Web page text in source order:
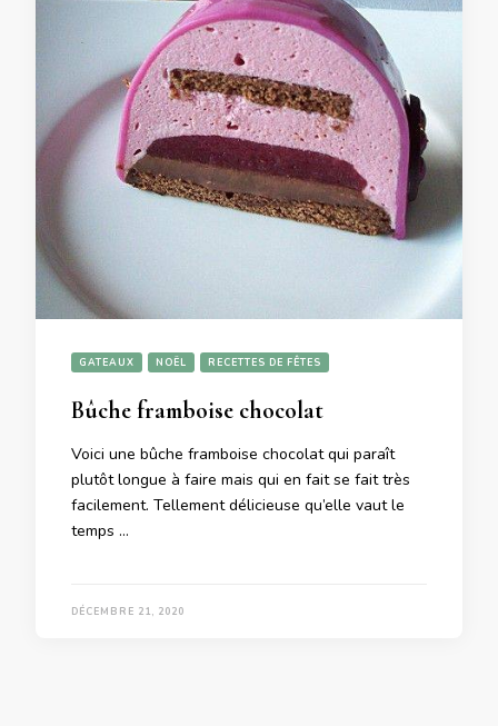
GATEAUX NOËL RECETTES DE FÊTES
Bûche framboise chocolat
Voici une bûche framboise chocolat qui paraît
plutôt longue à faire mais qui en fait se fait très
facilement. Tellement délicieuse qu’elle vaut le
temps …
DÉCEMBRE 21, 2020